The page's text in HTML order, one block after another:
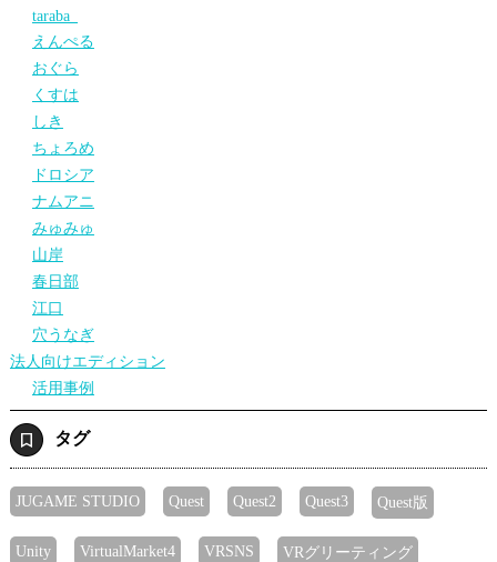
taraba_
えんぺる
おぐら
くすは
しき
ちょろめ
ドロシア
ナムアニ
みゅみゅ
山岸
春日部
江口
穴うなぎ
法人向けエディション
活用事例
タグ
JUGAME STUDIO Quest Quest2 Quest3 Quest版
Unity VirtualMarket4 VRSNS VRグリーティング